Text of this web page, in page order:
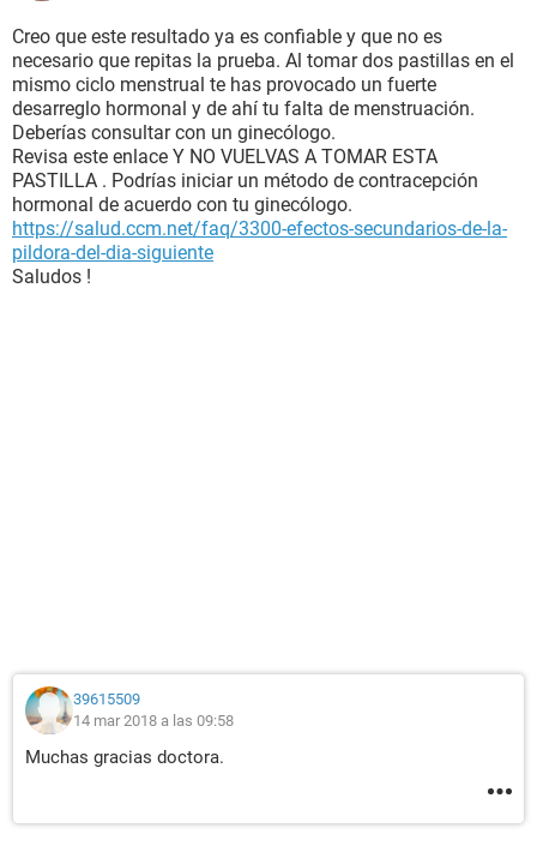
Creo que este resultado ya es confiable y que no es
necesario que repitas la prueba. Al tomar dos pastillas en el
mismo ciclo menstrual te has provocado un fuerte
desarreglo hormonal y de ahí tu falta de menstruación.
Deberías consultar con un ginecólogo.
Revisa este enlace Y NO VUELVAS A TOMAR ESTA
PASTILLA . Podrías iniciar un método de contracepción
hormonal de acuerdo con tu ginecólogo.
https://salud.ccm.net/faq/3300-efectos-secundarios-de-la-
pildora-del-dia-siguiente
Saludos !
39615509
14 mar 2018 a las 09:58
Muchas gracias doctora.